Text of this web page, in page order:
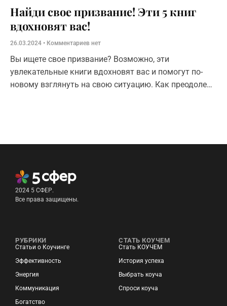
Найди свое призвание! Эти 5 книг
вдохновят вас!
26.03.2024 Комментариев нет
Вы ищете свое призвание? Возможно, эти
увлекательные книги вдохновят вас и помогут по-
новому взглянуть на свою ситуацию. Как преодолеть
2024 5 СФЕР.
Все права защищены.
РУБРИКИ
Статьи о Коучинге
Эффективность
Энергия
Коммуникация
Богатство
СТАТЬ КОУЧЕМ
Стать КОУЧЕМ
История успеха
Выбрать коуча
Спроси коуча